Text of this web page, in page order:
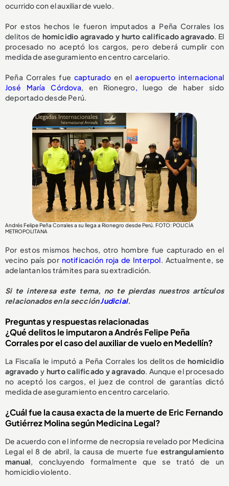
ocurrido con el auxiliar de vuelo.
Por estos hechos le fueron imputados a Peña Corrales los
delitos de homicidio agravado y hurto calificado agravado. El
procesado no aceptó los cargos, pero deberá cumplir con
medida de aseguramiento en centro carcelario.
Peña Corrales fue capturadoen elaeropuerto internacional
José María Córdova, en Rionegro, luego de haber sido
deportado desde Perú.
Andrés Felipe Peña Corrales a su llega a Rionegro desde Perú. FOTO: POLICÍA
METROPOLITANA
Por estos mismos hechos, otro hombre fue capturado en el
vecino país por notificación roja de Interpol. Actualmente, se
adelantan los trámites para su extradición.
Si te interesa este tema, no te pierdas nuestros artículos
relacionados en la secciónJudicial.
Preguntas y respuestas relacionadas
¿Qué delitos le imputaron a Andrés Felipe Peña
Corrales por el caso del auxiliar de vuelo en Medellín?
La Fiscalía le imputó a Peña Corrales los delitos dehomicidio
agravado y hurto calificado y agravado. Aunque el procesado
no aceptó los cargos, el juez de control de garantías dictó
medida de aseguramiento en centro carcelario.
¿Cuál fue la causa exacta de la muerte de Eric Fernando
Gutiérrez Molina según Medicina Legal?
De acuerdo con el informe de necropsia revelado por Medicina
Legal el 8 de abril, la causa de muerte fue estrangulamiento
manual, concluyendo formalmente que se trató de un
homicidio violento.